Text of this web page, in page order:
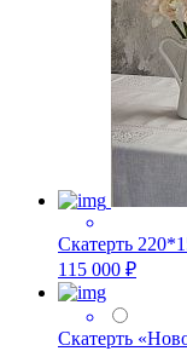
Скатерть
115 000 ₽
Скатерть